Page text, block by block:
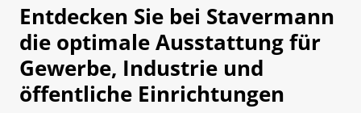
Entdecken Sie bei Stavermann
die optimale Ausstattung für
Gewerbe, Industrie und
öffentliche Einrichtungen